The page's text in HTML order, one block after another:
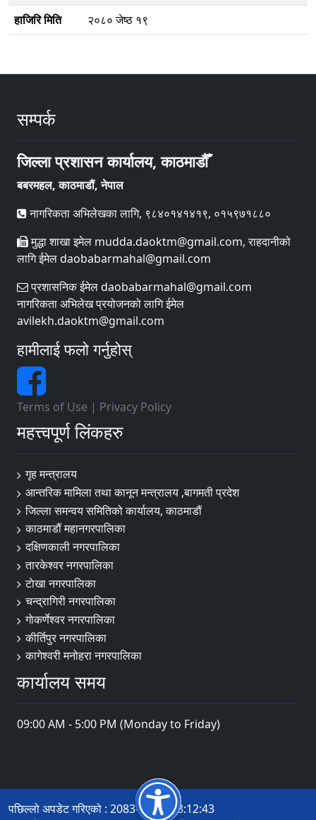
हाजिरि मिति
२०८० जेष्ठ १९
सम्पर्क
जिल्ला प्रशासन कार्यालय, काठमाडौँ
बबरमहल, काठमाडौं, नेपाल
नागरिकता अभिलेखका लागि, ९८४०१४१४१९, ०१५९७१८८०
मुद्धा शाखा इमेल mudda.daoktm@gmail.com, राहदानीको
लागि ईमेल daobabarmahal@gmail.com
प्रशासनिक ईमेल daobabarmahal@gmail.com
नागरिकता अभिलेख प्रयोजनको लागि ईमेल
avilekh.daoktm@gmail.com
हामीलाई फलो गर्नुहोस्
Terms of Use | Privacy Policy
महत्त्वपूर्ण लिंकहरु
गृह मन्त्रालय
आन्तरिक मामिला तथा कानून मन्त्रालय ,बागमती प्रदेश
जिल्ला समन्वय समितिको कार्यालय, काठमाडौं
काठमाडौं महानगरपालिका
दक्षिणकाली नगरपालिका
तारकेश्वर नगरपालिका
टाेखा नगरपालिका
चन्द्रागिरी नगरपालिका
गाेकर्णेश्वर नगरपालिका
कीर्तिपुर नगरपालिका
कागेश्वरी मनोहरा नगरपालिका
कार्यालय समय
09:00 AM - 5:00 PM (Monday to Friday)
पछिल्लो अपडेट गरिएको : 2083-04-20 13:12:43